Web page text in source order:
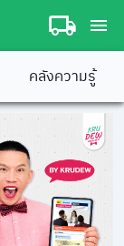
คลังความรู้